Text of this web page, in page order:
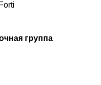
группа